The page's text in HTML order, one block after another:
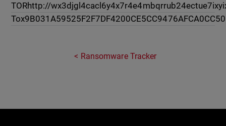
TORhttp://
Tox
Ransomware Tracker